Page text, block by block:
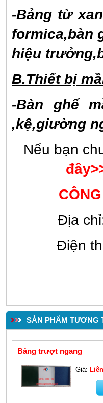
-Bảng từ
formica,bàn
hiệu
B.Thiết bị
-Bàn ghế
,kệ,giường
Nếu bạn
Ðịa
Điện
SẢN PHẨM TƯƠNG
Bảng trượt ngang
Giá: